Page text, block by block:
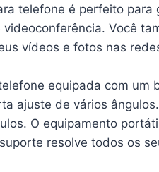
telefone é perfeito para
Você
vídeos e fotos nas
equipada com um
ajuste de vários
O equipamento
resolve todos os